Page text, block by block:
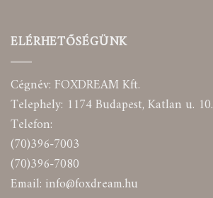
ELÉRHETŐSÉGÜNK
Cégnév: FOXDREAM Kft.
Telephely: 1174 Budapest, Katlan u. 10.
Telefon:
(70)396-7003
(70)396-7080
Email:info@foxdream.hu